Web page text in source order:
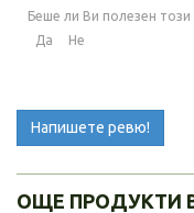
Беше ли Ви полезен този
Да
Не
Напишете ревю!
ОЩЕ ПРОДУКТИ